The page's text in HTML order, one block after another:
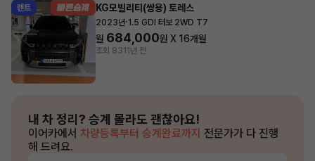
렌트 KG모빌리티(쌍용) 토레스
2023년·1.5 GDI 터보 2WD T7
월 684,000원 X 16개월
조회 831 1년 전
내 차 정리? 승계 몰라도 괜찮아요!
이어카에서 차량등록부터 승계완료까지 전문가가 다 진행
해 드려요.